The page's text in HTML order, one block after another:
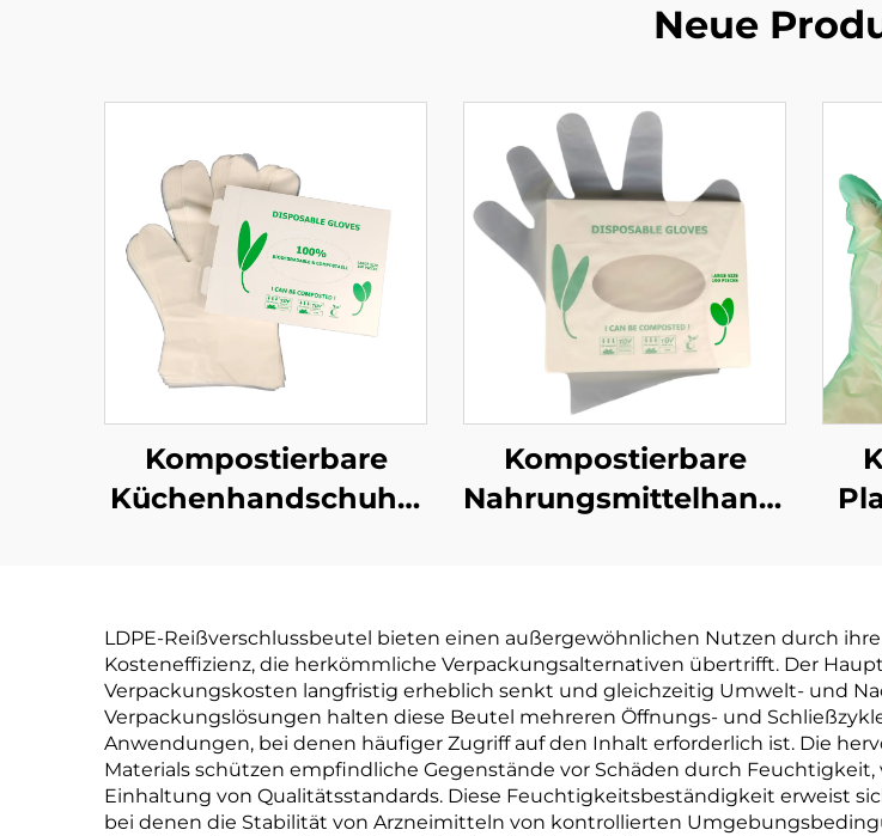
Neue
Kompostierbare
Küchenhandschuhe,
Material
Kompostierbare
Material
LDPE-Reißverschlussbeutel bieten einen außergewöhnlichen Nutzen durch
Kosteneffizienz, die herkömmliche Verpackungsalternativen übertrifft. Der
Verpackungskosten langfristig erheblich senkt und gleichzeitig Umwelt- und
Verpackungslösungen halten diese Beutel mehreren Öffnungs- und
Anwendungen, bei denen häufiger Zugriff auf den Inhalt erforderlich ist. Die
Materials schützen empfindliche Gegenstände vor Schäden durch
Einhaltung von Qualitätsstandards. Diese Feuchtigkeitsbeständigkeit erweist
bei denen die Stabilität von Arzneimitteln von kontrollierten